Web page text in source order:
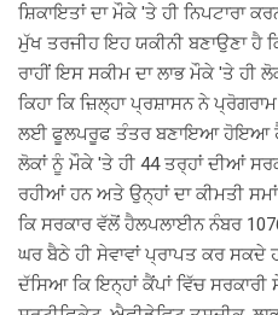
ਸ਼ਿਕਾਇਤਾਂ ਦਾ ਮੌਕੇ 'ਤੇ ਹੀ ਨਿਪਟਾਰਾ
ਮੁੱਖ ਤਰਜੀਹ ਇਹ ਯਕੀਨੀ ਬਣਾਉਣਾ ਹੈ
ਰਾਹੀਂ ਇਸ ਸਕੀਮ ਦਾ ਲਾਭ ਮੌਕੇ 'ਤੇ
ਕਿਹਾ ਕਿ ਜ਼ਿਲ੍ਹਾ ਪ੍ਰਸ਼ਾਸਨ ਨੇ
ਲਈ ਫੂਲਪਰੂਫ ਤੰਤਰ ਬਣਾਇਆ ਹੋਇਆ ਹੈ।
ਲੋਕਾਂ ਨੂੰ ਮੌਕੇ 'ਤੇ ਹੀ 44 ਤਰ੍ਹਾਂ ਦੀਆਂ
ਰਹੀਆਂ ਹਨ ਅਤੇ ਉਨ੍ਹਾਂ ਦਾ ਕੀਮਤੀ
ਕਿ ਸਰਕਾਰ ਵੱਲੋਂ ਹੈਲਪਲਾਈਨ ਨੰਬਰ
ਘਰ ਬੈਠੇ ਹੀ ਸੇਵਾਵਾਂ ਪ੍ਰਾਪਤ ਕਰ ਸਕਦੇ
ਦੱਸਿਆ ਕਿ ਇਨ੍ਹਾਂ ਕੈਂਪਾਂ ਵਿੱਚ ਸਰਕਾਰੀ